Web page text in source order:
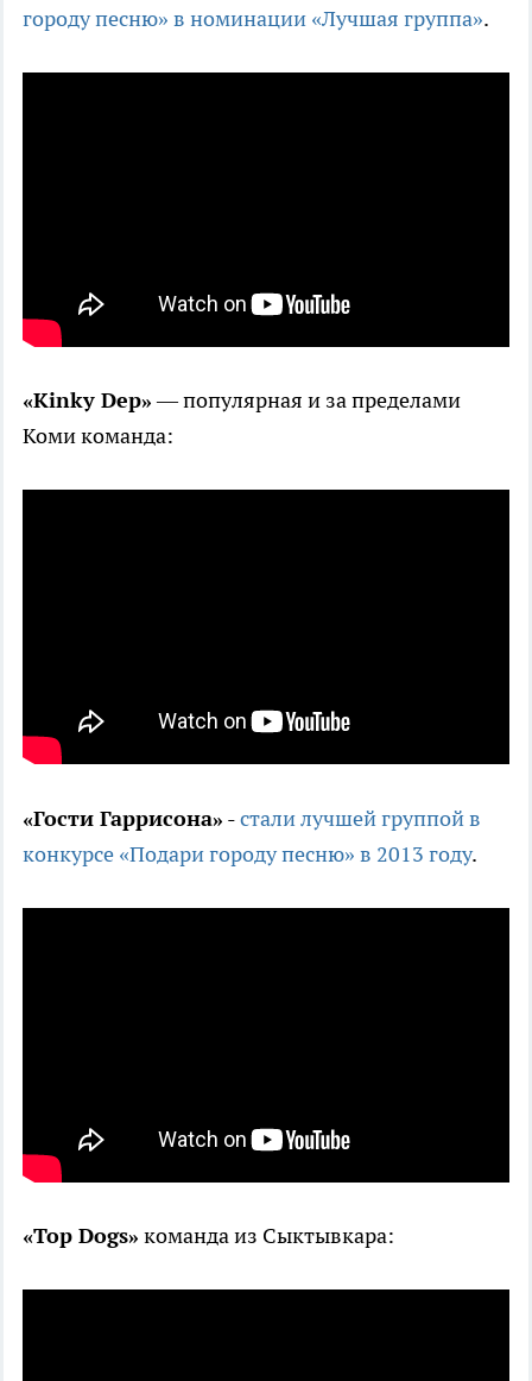
городу песню» в номинации «Лучшая группа».
«Kinky Dep»— популярная и за пределами
Коми команда:
«Гости Гаррисона» -стали лучшей группой в
конкурсе «Подари городу песню» в 2013 году.
«Top Dogs» команда из Сыктывкара: